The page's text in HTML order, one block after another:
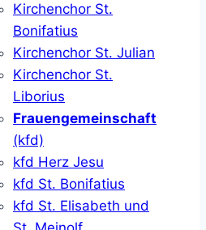
Kirchenchor St.
Bonifatius
Kirchenchor St. Julian
Kirchenchor St.
Liborius
Frauengemeinschaft
(kfd)
kfd Herz Jesu
kfd St. Bonifatius
kfd St. Elisabeth und